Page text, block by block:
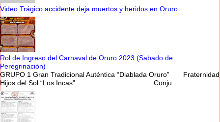
Video Trágico accidente deja muertos y heridos en Oruro
Rol de Ingreso del Carnaval de Oruro 2023 (Sabado de
Peregrinación)
GRUPO 1 Gran Tradicional Auténtica “Diablada Oruro” Fraternidad
Hijos del Sol “Los Incas” Conju...